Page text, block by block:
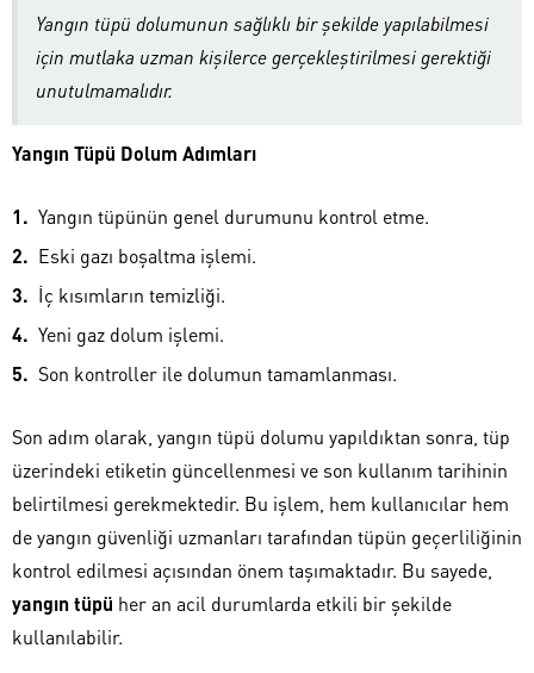
Yangın tüpü dolumunun sağlıklı bir şekilde yapılabilmesi
için mutlaka uzman kişilerce gerçekleştirilmesi gerektiği
unutulmamalıdır.
Yangın Tüpü Dolum Adımları
Yangın tüpünün genel durumunu kontrol etme.
Eski gazı boşaltma işlemi.
İç kısımların temizliği.
Yeni gaz dolum işlemi.
Son kontroller ile dolumun tamamlanması.
Son adım olarak, yangın tüpü dolumu yapıldıktan sonra, tüp
üzerindeki etiketin güncellenmesi ve son kullanım tarihinin
belirtilmesi gerekmektedir. Bu işlem, hem kullanıcılar hem
de yangın güvenliği uzmanları tarafından tüpün geçerliliğinin
kontrol edilmesi açısından önem taşımaktadır. Bu sayede,
yangın tüpü her an acil durumlarda etkili bir şekilde
kullanılabilir.